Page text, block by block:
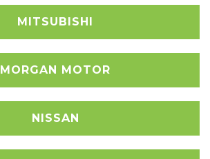
MITSUBISHI
MORGAN MOTOR
NISSAN